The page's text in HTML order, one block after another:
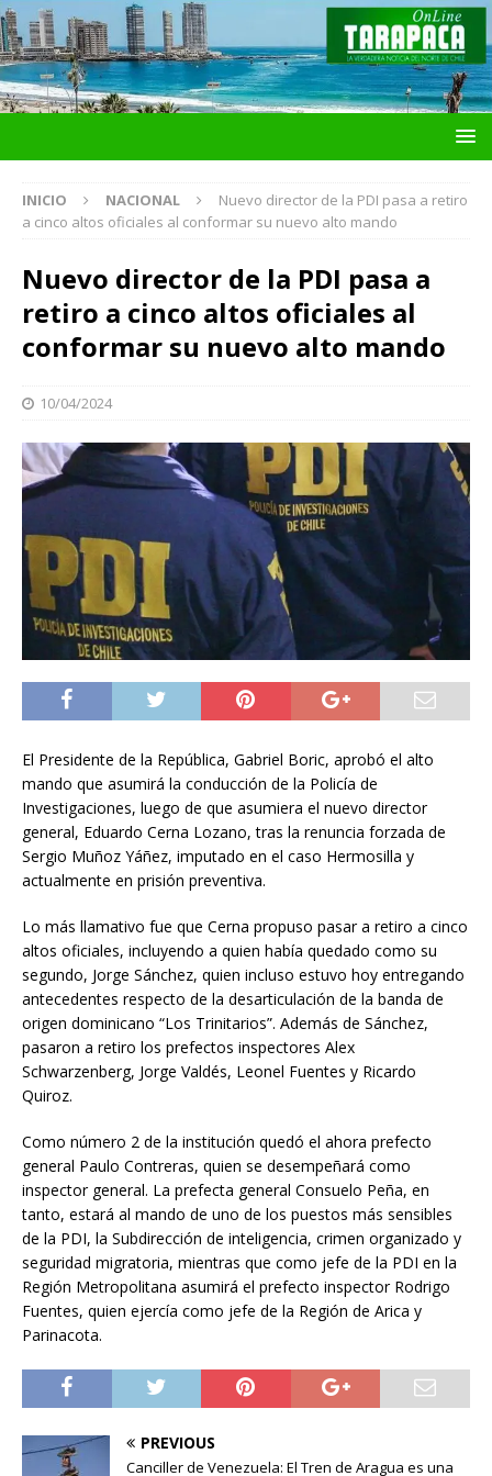
INICIO NACIONAL
Nuevo director de la PDI pasa a retiro
a cinco altos oficiales al conformar su nuevo alto mando
Nuevo director de la PDI pasa a
retiro a cinco altos oficiales al
conformar su nuevo alto mando
10/04/2024
El Presidente de la República, Gabriel Boric, aprobó el alto
mando que asumirá la conducción de la Policía de
Investigaciones, luego de que asumiera el nuevo director
general, Eduardo Cerna Lozano, tras la renuncia forzada de
Sergio Muñoz Yáñez, imputado en el caso Hermosilla y
actualmente en prisión preventiva.
Lo más llamativo fue que Cerna propuso pasar a retiro a cinco
altos oficiales, incluyendo a quien había quedado como su
segundo, Jorge Sánchez, quien incluso estuvo hoy entregando
antecedentes respecto de la desarticulación de la banda de
origen dominicano “Los Trinitarios”. Además de Sánchez,
pasaron a retiro los prefectos inspectores Alex
Schwarzenberg, Jorge Valdés, Leonel Fuentes y Ricardo
Quiroz.
Como número 2 de la institución quedó el ahora prefecto
general Paulo Contreras, quien se desempeñará como
inspector general. La prefecta general Consuelo Peña, en
tanto, estará al mando de uno de los puestos más sensibles
de la PDI, la Subdirección de inteligencia, crimen organizado y
seguridad migratoria, mientras que como jefe de la PDI en la
Región Metropolitana asumirá el prefecto inspector Rodrigo
Fuentes, quien ejercía como jefe de la Región de Arica y
Parinacota.
PREVIOUS
Canciller de Venezuela: El Tren de Aragua es una